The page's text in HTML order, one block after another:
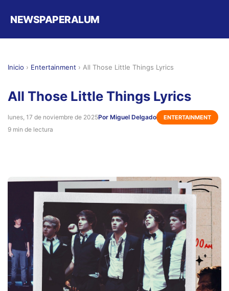
NEWSPAPERALUM
Inicio › Entertainment › All Those Little Things Lyrics
All Those Little Things Lyrics
lunes, 17 de noviembre de 2025Por Miguel Delgado ENTERTAINMENT
9 min de lectura